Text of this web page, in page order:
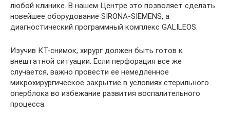
любой клинике. В нашем Центре это позволяет сделать
новейшее оборудование SIRONA-SIEMENS, а
диагностический программный комплекс GALILEOS.
Изучив КТ-снимок, хирург должен быть готов к
внештатной ситуации. Если перфорация все же
случается, важно провести ее немедленное
микрохирургическое закрытие в условиях стерильного
оперблока во избежание развития воспалительного
процесса.